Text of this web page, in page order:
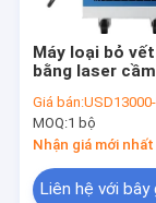
Máy loại bỏ
bằng laser
loại bỏ vết rỉ
bằng laser IPG
Giá bán:USD13000-
MOQ:1 bộ
Nhận giá mới nhất
Liên hệ với bây